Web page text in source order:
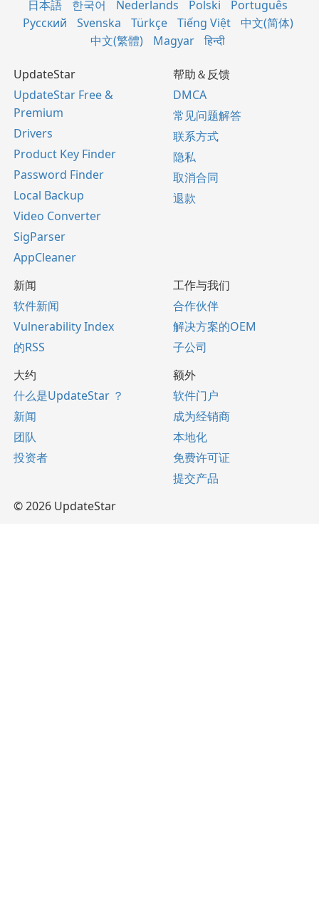
日本語
한국어 Nederlands Polski
Português
Русский
Svenska Türkçe Tiếng Việt
中文(简体)
中文(繁體)
Magyar हिन्दी
UpdateStar
UpdateStar Free &
Premium
Drivers
Product Key Finder
Password Finder
Local Backup
Video Converter
SigParser
AppCleaner
帮助＆反馈
DMCA
常见问题解答
联系方式
隐私
取消合同
退款
新闻
软件新闻
Vulnerability Index
的RSS
工作与我们
合作伙伴
解决方案的OEM
子公司
大约
什么是UpdateStar ？
新闻
团队
投资者
额外
软件门户
成为经销商
本地化
免费许可证
提交产品
© 2026 UpdateStar